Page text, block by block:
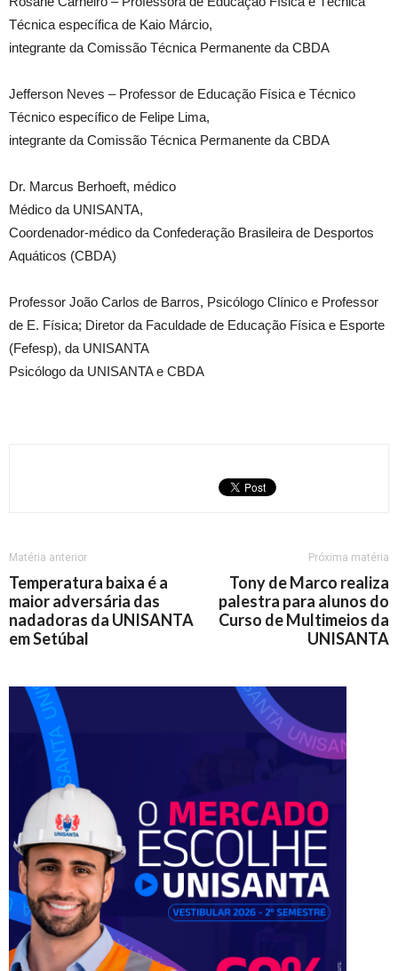
Técnica específica de Kaio Márcio,
integrante da Comissão Técnica Permanente da CBDA
Jefferson Neves – Professor de Educação Física e Técnico
Técnico específico de Felipe Lima,
integrante da Comissão Técnica Permanente da CBDA
Dr. Marcus Berhoeft, médico
Médico da UNISANTA,
Coordenador-médico da Confederação Brasileira de Desportos
Aquáticos (CBDA)
Professor João Carlos de Barros, Psicólogo Clínico e Professor
de E. Física; Diretor da Faculdade de Educação Física e Esporte
(Fefesp), da UNISANTA
Psicólogo da UNISANTA e CBDA
Matéria anterior
Temperatura baixa é a
maior adversária das
nadadoras da UNISANTA
em Setúbal
Próxima matéria
Tony de Marco realiza
palestra para alunos do
Curso de Multimeios da
UNISANTA